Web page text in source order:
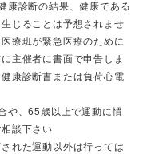
康診断の結果、健康である
じることは予想されませ
療班が緊急医療のために
主催者に書面で申告しま
康診断書または負荷心電
や、65歳以上で運動に慣
談下さい
れた運動以外は行っては